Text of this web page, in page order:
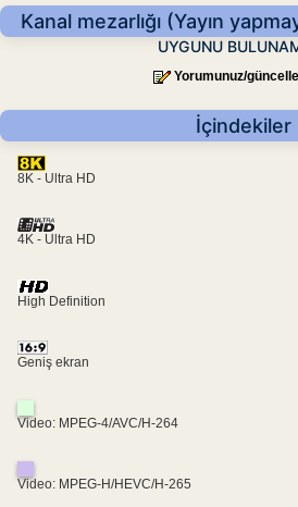
Kanal mezarlığı (Yayın
UYGUNU
Yorumunuz/
İçindekiler
8K - Ultra HD
4K - Ultra HD
High Definition
Geniş ekran
Video: MPEG-4/AVC/H-264
Video: MPEG-H/HEVC/H-265